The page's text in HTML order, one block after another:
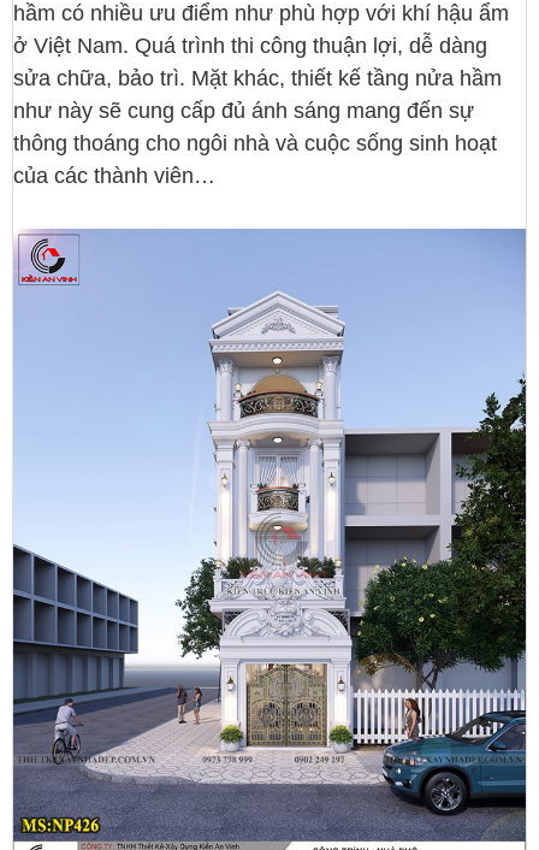
hầm có nhiều ưu điểm như phù hợp với khí hậu ẩm
ở Việt Nam. Quá trình thi công thuận lợi, dễ dàng
sửa chữa, bảo trì. Mặt khác, thiết kế tầng nửa hầm
như này sẽ cung cấp đủ ánh sáng mang đến sự
thông thoáng cho ngôi nhà và cuộc sống sinh hoạt
của các thành viên…